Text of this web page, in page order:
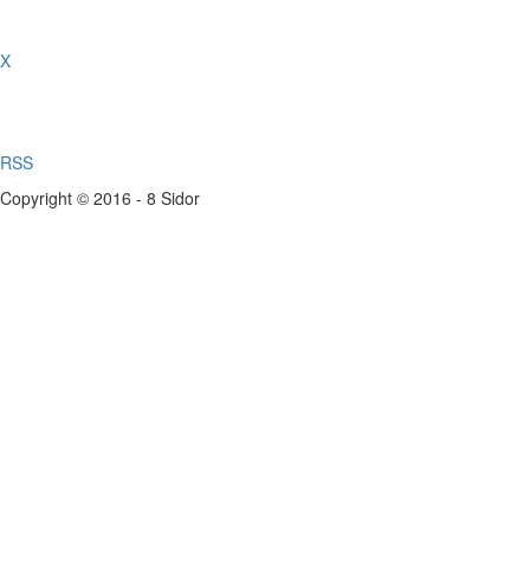
X
RSS
Copyright © 2016 - 8 Sidor